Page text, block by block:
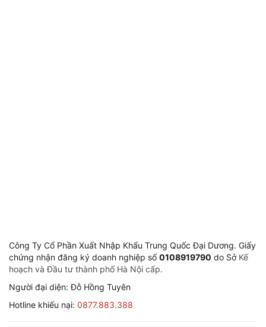
Công Ty Cổ Phần Xuất Nhập Khẩu Trung Quốc Đại Dương. Giấy
chứng nhận đăng ký doanh nghiệp số0108919790 do Sở Kế
hoạch và Đầu tư thành phố Hà Nội cấp.
Người đại diện: Đỗ Hồng Tuyên
Hotline khiếu nại: 0877.883.388